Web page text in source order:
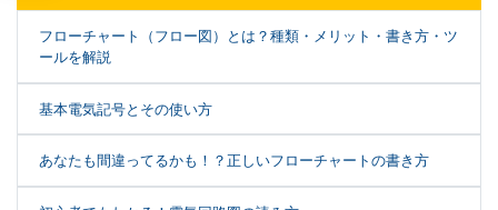
フローチャート（フロー図）とは？種類・メリット・書き方・ツ
ールを解説
基本電気記号とその使い方
あなたも間違ってるかも！？正しいフローチャートの書き方